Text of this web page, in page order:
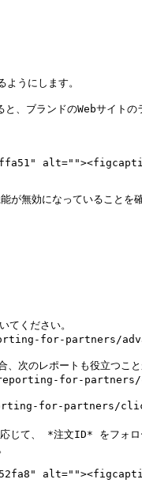
うにします。
ブランドのWebサイトの
無効になっていることを確
ください。
for-partners/